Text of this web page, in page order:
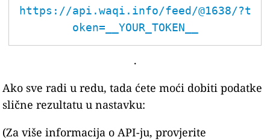
https://api.waqi.info/feed/@1638/?t
oken=__YOUR_TOKEN__
.
Ako sve radi u redu, tada ćete moći dobiti podatke
slične rezultatu u nastavku:
(Za više informacija o API-ju, provjerite